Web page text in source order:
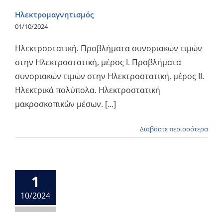
Ηλεκτρομαγνητισμός
01/10/2024
Ηλεκτροστατική. Προβλήματα συνοριακών τιμών
στην Ηλεκτροστατική, μέρος Ι. Προβλήματα
συνοριακών τιμών στην Ηλεκτροστατική, μέρος ΙΙ.
Ηλεκτρικά πολύπολα. Ηλεκτροστατική
μακροσκοπικών μέσων. [...]
Διαβάστε περισσότερα
1
10/2024